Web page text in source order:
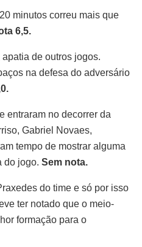
minutos correu mais que
6,5.
de outros jogos.
na defesa do adversário
entraram no decorrer da
Gabriel Novaes,
tempo de mostrar alguma
do jogo. Sem nota.
do time e só por isso
ter notado que o meio-
formação para o